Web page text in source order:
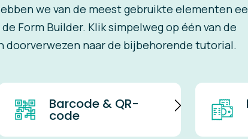
we van de meest gebruikte elementen
Form Builder. Klik simpelweg op één van de
naar de bijbehorende tutorial.
Barcode & QR-
code